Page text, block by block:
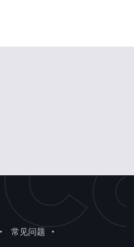
• 常见问题 •